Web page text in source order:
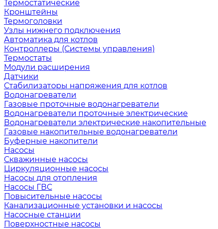
Термостатические
Кронштейны
Термоголовки
Узлы нижнего подключения
Автоматика для котлов
Контроллеры (Системы управления)
Термостаты
Модули расширения
Датчики
Стабилизаторы напряжения для котлов
Водонагреватели
Газовые проточные водонагреватели
Водонагреватели проточные электрические
Водонагреватели электрические накопительные
Газовые накопительные водонагреватели
Буферные накопители
Насосы
Скважинные насосы
Циркуляционные насосы
Насосы для отопления
Насосы ГВС
Повысительные насосы
Канализационные установки и насосы
Насосные станции
Поверхностные насосы